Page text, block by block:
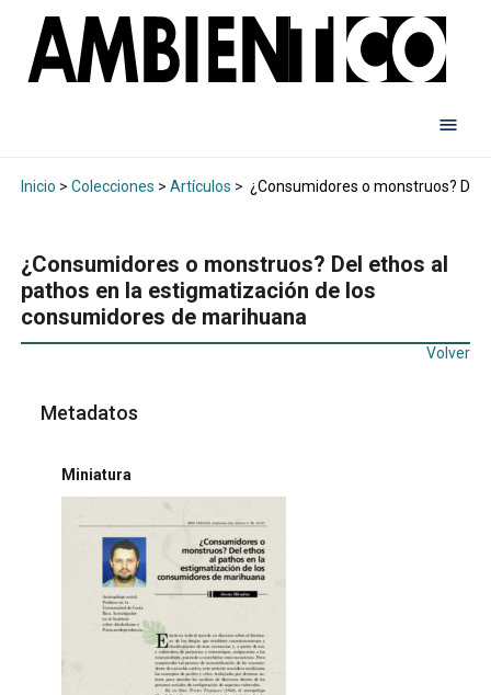
Inicio > Colecciones > Artículos > ¿Consumidores o monstruos?
¿Consumidores o monstruos? Del ethos al
pathos en la estigmatización de los
consumidores de marihuana
Volver
Metadatos
Miniatura